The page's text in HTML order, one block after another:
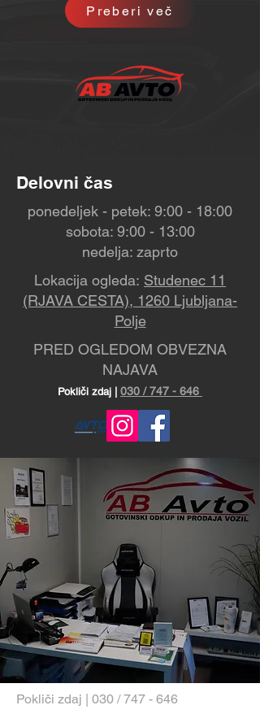
Preberi več
Delovni čas
ponedeljek - petek: 9:00 - 18:00
sobota: 9:00 - 13:00
nedelja: zaprto
Lokacija ogleda: Studenec 11
(RJAVA CESTA), 1260 Ljubljana-
Polje
PRED OGLEDOM OBVEZNA
NAJAVA
Pokliči zdaj | 030 / 747 - 646
Pokliči zdaj | 030 / 747 - 646